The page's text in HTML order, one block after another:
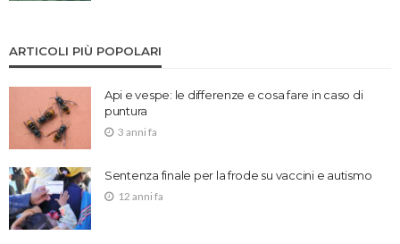
ARTICOLI PIÙ POPOLARI
Api e vespe: le differenze e cosa fare in caso di
puntura
3 anni fa
Sentenza finale per la frode su vaccini e autismo
12 anni fa